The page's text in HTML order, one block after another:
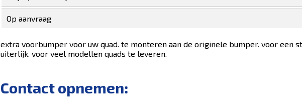
Op aanvraag
extra voorbumper voor uw quad. te monteren aan de originele bumper. voor een
uiterlijk. voor veel modellen quads te leveren.
Contact opnemen: